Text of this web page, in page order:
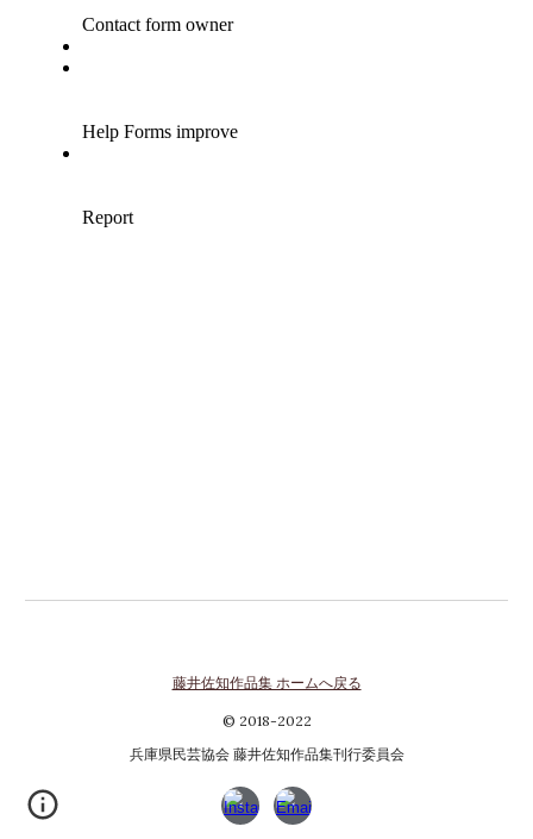
藤井佐知作品集 ホームへ戻る
© 2018-2022
兵庫県民芸協会 藤井佐知作品集刊行委員会